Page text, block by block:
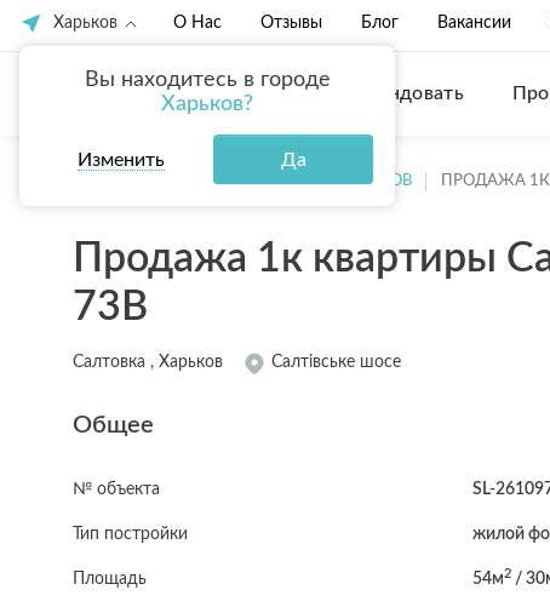
Харьков
Вы находитесь в городе
Харьков?
Изменить Да
О Нас Отзывы Блог Вакансии
Купить Арендовать
ПРОДАЖА КВАРТИР ХАРЬКОВ ПРОДАЖА
Продажа 1к квартиры
73В
Салтовка , Харьков Салтівське шосе
Общее
№ объекта SL-
Тип постройки жилой
Площадь 54м2/